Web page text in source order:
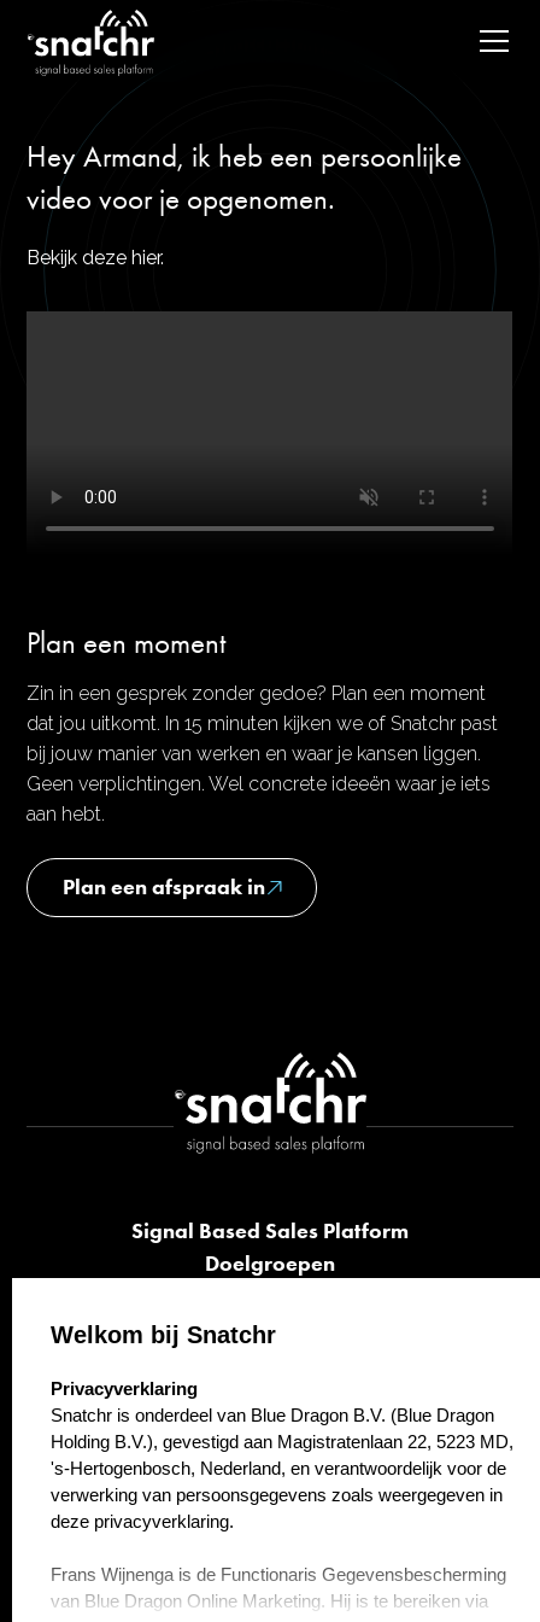
Hey Armand, ik heb een persoonlijke
video voor je opgenomen.
Bekijk deze hier.
Plan een moment
Zin in een gesprek zonder gedoe? Plan een moment
dat jou uitkomt. In 15 minuten kijken we of Snatchr past
bij jouw manier van werken en waar je kansen liggen.
Geen verplichtingen. Wel concrete ideeën waar je iets
aan hebt.
Plan een afspraak in
Signal Based Sales Platform
Doelgroepen
Opvolging
Over ons
Contact
Welkom bij Snatchr
select language
Privacyverklaring
Snatchr is onderdeel van Blue Dragon B.V. (Blue Dragon
Holding B.V.), gevestigd aan Magistratenlaan 22, 5223 MD,
's-Hertogenbosch, Nederland, en verantwoordelijk voor de
verwerking van persoonsgegevens zoals weergegeven in
deze privacyverklaring.
Frans Wijnenga is de Functionaris Gegevensbescherming
van Blue Dragon Online Marketing. Hij is te bereiken via